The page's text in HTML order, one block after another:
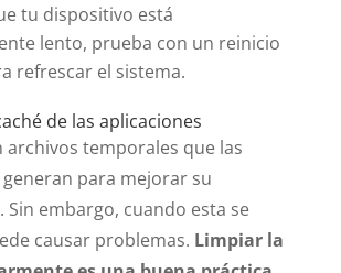
tu dispositivo está
lento, prueba con un reinicio
refrescar el sistema.
de las aplicaciones
archivos temporales que las
para mejorar su
embargo, cuando esta se
causar problemas. Limpiar la